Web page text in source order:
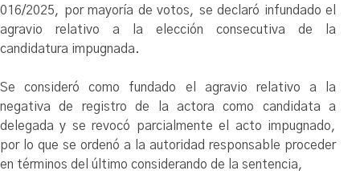
016/2025, por mayoría de votos, se declaró infundado el
agravio relativo a la elección consecutiva de la
candidatura impugnada.
Se consideró como fundado el agravio relativo a la
negativa de registro de la actora como candidata a
delegada y se revocó parcialmente el acto impugnado,
por lo que se ordenó a la autoridad responsable proceder
en términos del último considerando de la sentencia,